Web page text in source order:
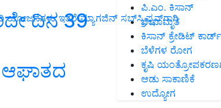
ಯೋಜನೆಗಳು ಇತರೆ ಮ್ಯಾಗಜಿನ್‌ ಸಬ್‌ಸ್ಕ್ರಿಪ್ಷನ್‌ಗಾಗಿ
ದಿನ 39
ಆಘಾತದ
ಪಿ.ಎಂ. ಕಿಸಾನ್
ಜೀವಾಮೃತ
ಕಿಸಾನ್ ಕ್ರೇಡಿಟ್ ಕಾರ್ಡ್
ಬೆಳೆಗಳ ರೋಗ
ಕೃಷಿ
ಆಡು ಸಾಕಾಣಿಕೆ
ಉದ್ಯೋಗ